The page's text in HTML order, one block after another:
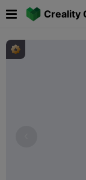
Creality